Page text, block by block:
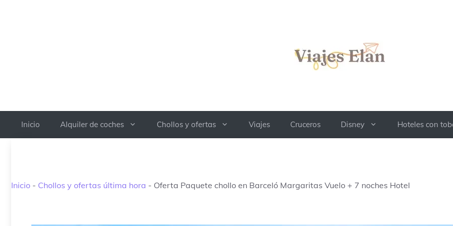
Inicio Alquiler de coches Chollos y ofertas Viajes Cruceros Disney Hoteles con
Inicio - Chollos y ofertas última hora - Oferta Paquete chollo en Barceló Margaritas Vuelo + 7 noches Hotel